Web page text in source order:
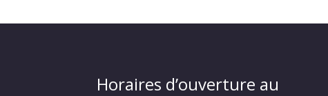
Horaires d’ouverture au